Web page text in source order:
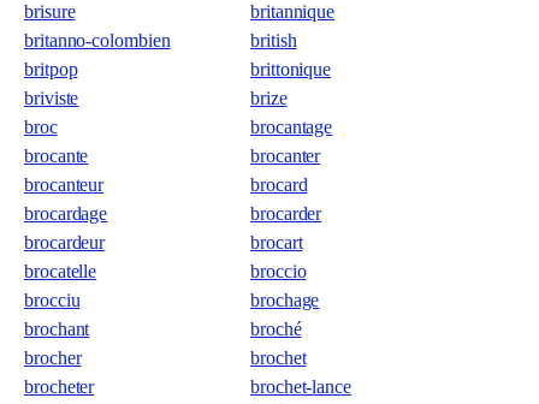
brisure
britannique
britanno-colombien
british
britpop
brittonique
briviste
brize
broc
brocantage
brocante
brocanter
brocanteur
brocard
brocardage
brocarder
brocardeur
brocart
brocatelle
broccio
brocciu
brochage
brochant
broché
brocher
brochet
brocheter
brochet-lance